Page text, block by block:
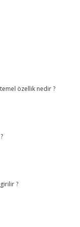
özellik nedir ?
?